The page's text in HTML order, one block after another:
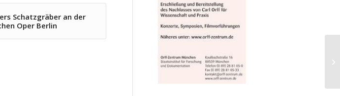
Schatzgräber an der
Oper Berlin